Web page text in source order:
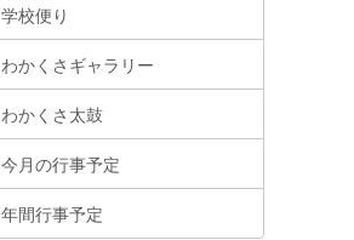
学校便り
わかくさギャラリー
わかくさ太鼓
今月の行事予定
年間行事予定